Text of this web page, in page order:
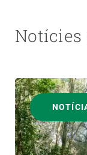
Notícies